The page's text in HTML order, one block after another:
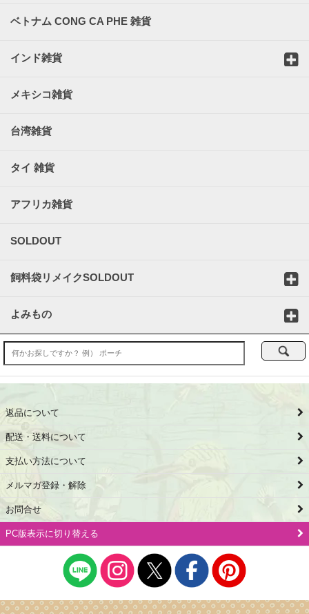
ベトナム CONG CA PHE 雑貨
インド雑貨
メキシコ雑貨
台湾雑貨
タイ 雑貨
アフリカ雑貨
SOLDOUT
飼料袋リメイクSOLDOUT
よみもの
返品について
配送・送料について
支払い方法について
メルマガ登録・解除
お問合せ
PC版表示に切り替える